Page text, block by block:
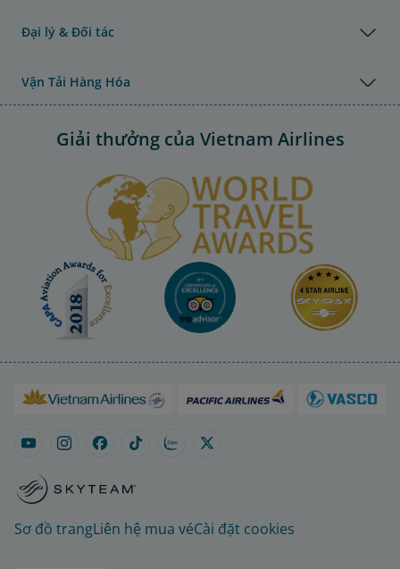
Đại lý & Đối tác
Vận Tải Hàng Hóa
Giải thưởng của Vietnam Airlines
Sơ đồ trangLiên hệ mua véCài đặt cookies